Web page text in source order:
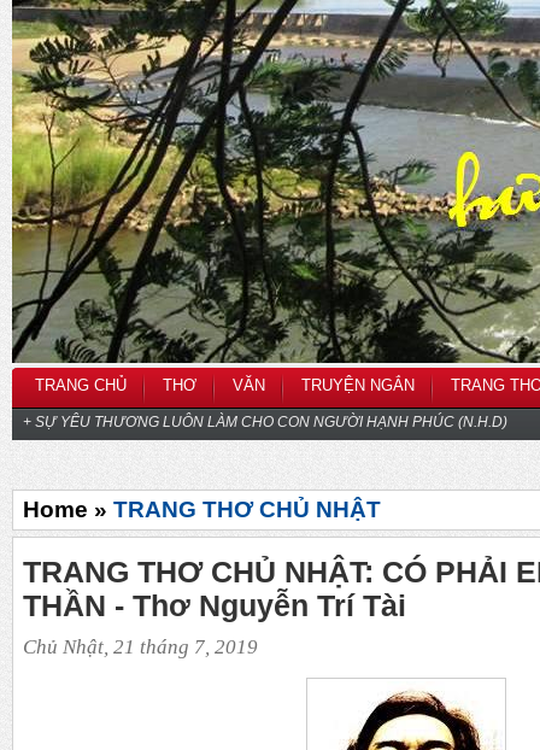
TRANG CHỦ THƠ VĂN TRUYỆN NGẮN TRANG
+ SỰ YÊU THƯƠNG LUÔN LÀM CHO CON NGƯỜI HẠNH PHÚC (N.H.D)
Home » TRANG THƠ CHỦ NHẬT
TRANG THƠ CHỦ NHẬT: CÓ PHẢI
THẦN - Thơ Nguyễn Trí Tài
Chủ Nhật, 21 tháng 7, 2019